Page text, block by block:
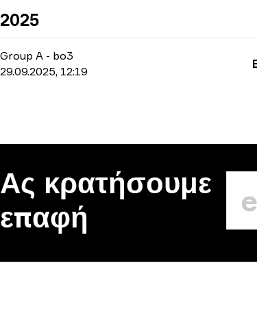
2025
Group A - bo3
29.09.2025, 12:19
Ας κρατήσουμε
επαφή